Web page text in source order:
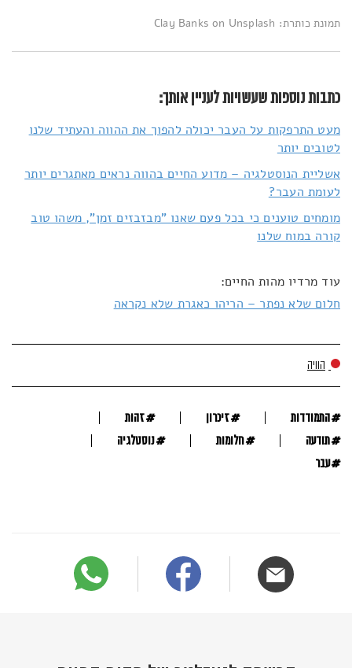
תמונת כותרת: Clay Banks on Unsplash
כתבות נוספות שעשויות לעניין אותך:
מעט התרפקות על העבר יכולה להפוך את ההווה והעתיד שלנו
לטובים יותר
אשליית הנוסטלגיה – מדוע החיים בהווה נראים מאתגרים יותר
לעומת העבר?
מומחים טוענים כי בכל פעם שאנו "מבזבזים זמן", משהו טוב
קורה במוח שלנו
עוד מרדיו מהות החיים:
חלום שלא נפתר – הריהו כאגרת שלא נקראה
הוויה
#התמודדות #זיכרון #זהות
#תודעה #חלומות #נוסטלגיה
#עבר